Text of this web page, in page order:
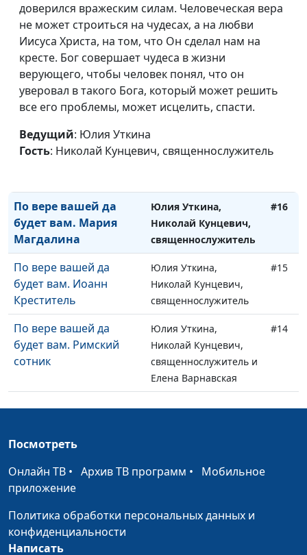
доверился вражеским силам. Человеческая вера
не может строиться на чудесах, а на любви
Иисуса Христа, на том, что Он сделал нам на
кресте. Бог совершает чудеса в жизни
верующего, чтобы человек понял, что он
уверовал в такого Бога, который может решить
все его проблемы, может исцелить, спасти.
Ведущий: Юлия Уткина
Гость: Николай Кунцевич, священнослужитель
священнослужитель и
Елена Варнавская
Апостолы Христа.
Служение учеников
Иисуса
Юлия Уткина,
Николай Кунцевич,
священнослужитель и
Елена Варнавская
Что Бог хочет от
человека?
Николай Кунцевич,
священнослужитель и
По вере вашей да
будет вам. Мария
Магдалина
Юлия Уткина,
Николай Кунцевич,
священнослужитель
#16
По вере вашей да
будет вам. Иоанн
Креститель
Юлия Уткина,
Николай Кунцевич,
священнослужитель
#15
По вере вашей да
будет вам. Римский
сотник
Юлия Уткина,
Николай Кунцевич,
священнослужитель и
Елена Варнавская
#14
Как возлюбить врага?
Юлия Уткина,
#13
Блаженны нищие
духом. Первый рецепт
счастья
священнослужитель и
Посмотреть
Онлайн ТВ • Архив ТВ программ • Мобильное
приложение
Политика обработки персональных данных и
конфиденциальности
Написать